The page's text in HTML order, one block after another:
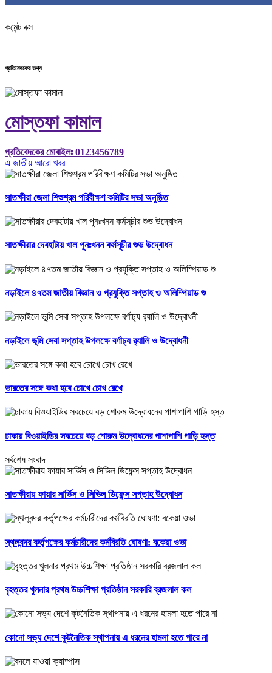
কমেন্ট বক্স
প্রতিবেদকের তথ্য
মোস্তফা কামাল
প্রতিবেদকের মোবাইলঃ 0123456789
এ জাতীয় আরো খবর
সাতক্ষীরা জেলা শিশুশ্রম পরিবীক্ষণ কমিটির সভা অনুষ্ঠিত
সাতক্ষীরার দেবহাটায় খাল পুনঃখনন কর্মসূচীর শুভ উদ্বোধন
নড়াইলে ৪৭তম জাতীয় বিজ্ঞান ও প্রযুক্তি সপ্তাহ ও অলিম্পিয়াড শু
নড়াইলে ভূমি সেবা সপ্তাহ উপলক্ষে বর্ণাঢ্য র‌্যালি ও উদ্বোধনী
ভারতের সঙ্গে কথা হবে চোখে চোখ রেখে
ঢাকায় বিওয়াইডির সবচেয়ে বড় শোরুম উদ্বোধনের পাশাপাশি গাড়ি হস্ত
সর্বশেষ সংবাদ
সাতক্ষীরায় ফায়ার সার্ভিস ও সিভিল ডিফেন্স সপ্তাহ উদ্বোধন
স্থলবন্দর কর্তৃপক্ষের কর্মচারীদের কর্মবিরতি ঘোষণা: বকেয়া ওভা
বৃহত্তর খুলনার প্রথম উচ্চশিক্ষা প্রতিষ্ঠান সরকারি ব্রজলাল কল
কোনো সভ্য দেশে কূটনৈতিক স্থাপনায় এ ধরনের হামলা হতে পারে না